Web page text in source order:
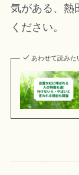
気がある、熱
ください。
あわせて読みた